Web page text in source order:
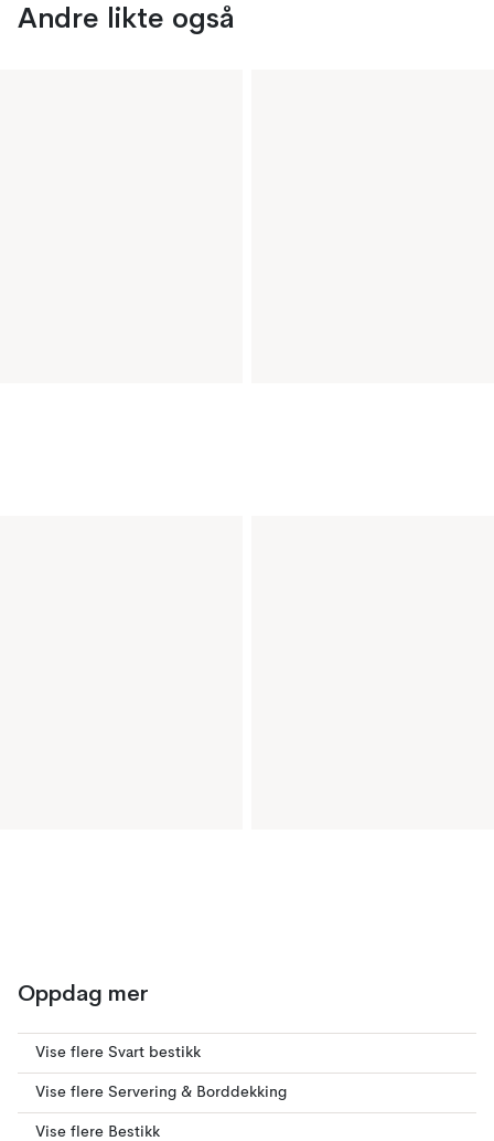
Andre likte også
Oppdag mer
Vise flere Svart bestikk
Vise flere Servering & Borddekking
Vise flere Bestikk